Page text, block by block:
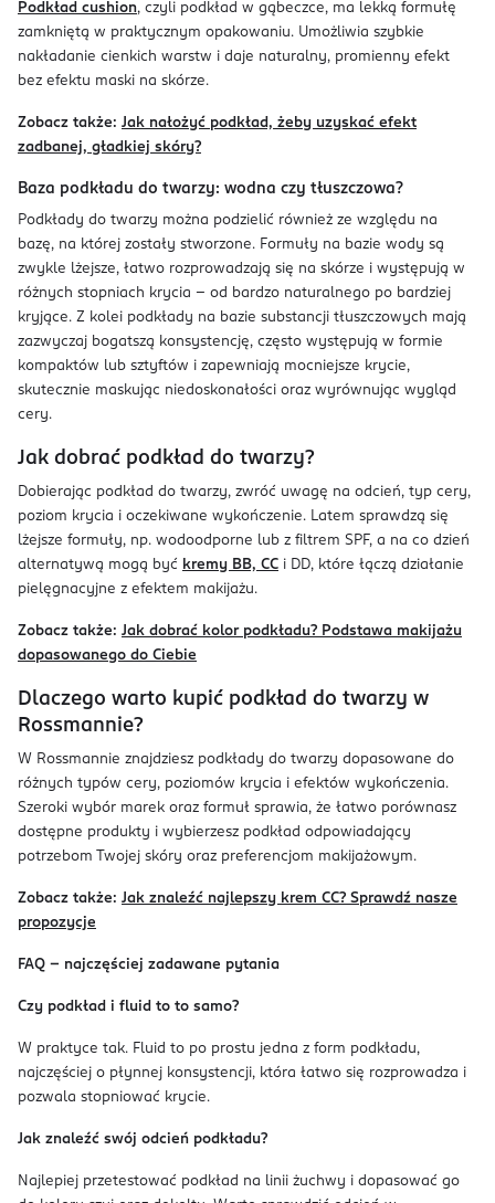
Podkład cushion, czyli podkład w gąbeczce, ma lekką formułę
zamkniętą w praktycznym opakowaniu. Umożliwia szybkie
nakładanie cienkich warstw i daje naturalny, promienny efekt
bez efektu maski na skórze.
Zobacz także: Jak nałożyć podkład, żeby uzyskać efekt
zadbanej, gładkiej skóry?
Baza podkładu do twarzy: wodna czy tłuszczowa?
Podkłady do twarzy można podzielić również ze względu na
bazę, na której zostały stworzone. Formuły na bazie wody są
zwykle lżejsze, łatwo rozprowadzają się na skórze i występują w
różnych stopniach krycia – od bardzo naturalnego po bardziej
kryjące. Z kolei podkłady na bazie substancji tłuszczowych mają
zazwyczaj bogatszą konsystencję, często występują w formie
kompaktów lub sztyftów i zapewniają mocniejsze krycie,
skutecznie maskując niedoskonałości oraz wyrównując wygląd
cery.
Jak dobrać podkład do twarzy?
Dobierając podkład do twarzy, zwróć uwagę na odcień, typ cery,
poziom krycia i oczekiwane wykończenie. Latem sprawdzą się
lżejsze formuły, np. wodoodporne lub z filtrem SPF, a na co dzień
alternatywą mogą być kremy BB, CC i DD, które łączą działanie
pielęgnacyjne z efektem makijażu.
Zobacz także: Jak dobrać kolor podkładu? Podstawa makijażu
dopasowanego do Ciebie
Dlaczego warto kupić podkład do twarzy w
Rossmannie?
W Rossmannie znajdziesz podkłady do twarzy dopasowane do
różnych typów cery, poziomów krycia i efektów wykończenia.
Szeroki wybór marek oraz formuł sprawia, że łatwo porównasz
dostępne produkty i wybierzesz podkład odpowiadający
potrzebom Twojej skóry oraz preferencjom makijażowym.
Zobacz także: Jak znaleźć najlepszy krem CC? Sprawdź nasze
propozycje
FAQ – najczęściej zadawane pytania
Czy podkład i fluid to to samo?
W praktyce tak. Fluid to po prostu jedna z form podkładu,
najczęściej o płynnej konsystencji, która łatwo się rozprowadza i
pozwala stopniować krycie.
Jak znaleźć swój odcień podkładu?
Najlepiej przetestować podkład na linii żuchwy i dopasować go